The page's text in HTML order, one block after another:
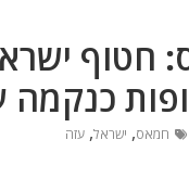
חטוף
חמאס, ישראל, עזה